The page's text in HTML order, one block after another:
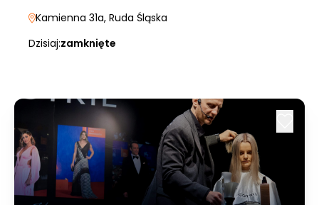
Kamienna 31a, Ruda Śląska
Dzisiaj:zamknięte